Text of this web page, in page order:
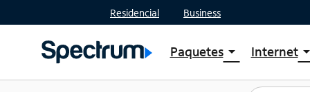
Residencial Business
Paquetesarrow_drop_down
Ver paquetes
Internetarrow_drop_down